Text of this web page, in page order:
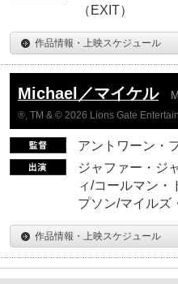
（EXIT）
作品情報・上映スケジュール
Michael／マイケル
®, TM & © 2026 Lions Gate
アントワーン・
ジャファー・ジ
ィ/コールマン・
プソン/マイルズ
作品情報・上映スケジュール